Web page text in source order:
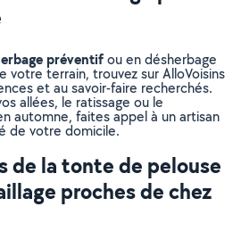
préventifou en désherbage
votre terrain, trouvez sur AlloVoisins
et au savoir-faire recherchés.
allées, le ratissage ou le
automne, faites appel à un artisan
de votre domicile.
de la tonte de pelouse
proches de chez